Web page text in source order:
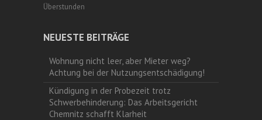
Überstunden
NEUESTE BEITRÄGE
Wohnung nicht leer, aber Mieter weg?
Achtung bei der Nutzungsentschädigung!
Kündigung in der Probezeit trotz
Schwerbehinderung: Das Arbeitsgericht
Chemnitz schafft Klarheit